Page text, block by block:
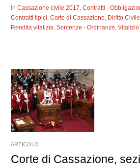
InCassazione civile 2017,Contratti -
Contratti tipici,Corte di Cassazione, Diritto
Rendita vitalizia,Sentenze - Ordinanze,
ARTICOLO
Corte di Cassazione,